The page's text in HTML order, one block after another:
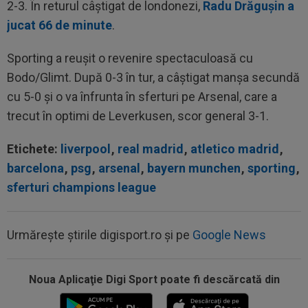
2-3. În returul câștigat de londonezi, Radu Drăgușin a
jucat 66 de minute.
Sporting a reușit o revenire spectaculoasă cu
Bodo/Glimt. După 0-3 în tur, a câștigat manșa secundă
cu 5-0 și o va înfrunta în sferturi pe Arsenal, care a
trecut în optimi de Leverkusen, scor general 3-1.
Etichete: liverpool, real madrid, atletico madrid,
barcelona, psg, arsenal, bayern munchen, sporting,
sferturi champions league
Urmărește știrile digisport.ro și pe Google News
Noua Aplicaţie Digi Sport poate fi descărcată din
13:01
Giovanni Becali a rămas ”interzis” când a aflat
ce i-a spus MM Stoica lui Gigi...